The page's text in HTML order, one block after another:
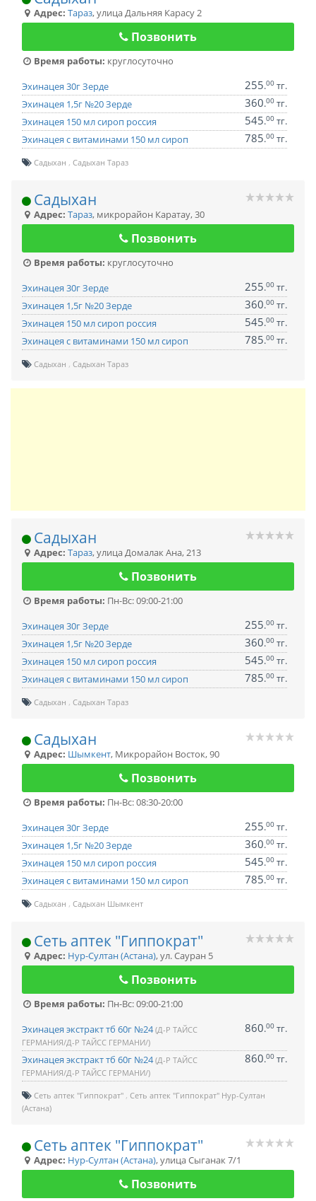
Адрес: Тараз,улица Дальняя Карасу 2
Позвонить
Время работы: круглосуточно
Эхинацея 30г Зерде
255.00 тг.
Эхинацея 1,5г №20 Зерде
360.00 тг.
Эхинацея 150 мл сироп россия
545.00 тг.
Эхинацея с витаминами 150 мл сироп
785.00 тг.
Садыхан Садыхан Тараз
Садыхан
Адрес: Тараз, микрорайон Каратау, 30
Позвонить
Время работы: круглосуточно
Эхинацея 30г Зерде
255.00 тг.
Эхинацея 1,5г №20 Зерде
360.00 тг.
Эхинацея 150 мл сироп россия
545.00 тг.
Эхинацея с витаминами 150 мл сироп
785.00 тг.
Садыхан Садыхан Тараз
Садыхан
Адрес: Тараз,улица Домалак Ана, 213
Позвонить
Время работы: Пн-Вс: 09:00-21:00
Эхинацея 30г Зерде
255.00 тг.
Эхинацея 1,5г №20 Зерде
360.00 тг.
Эхинацея 150 мл сироп россия
545.00 тг.
Эхинацея с витаминами 150 мл сироп
785.00 тг.
Садыхан Садыхан Тараз
Садыхан
Адрес: Шымкент, Микрорайон Восток, 90
Позвонить
Время работы: Пн-Вс: 08:30-20:00
Эхинацея 30г Зерде
255.00 тг.
Эхинацея 1,5г №20 Зерде
360.00 тг.
Эхинацея 150 мл сироп россия
545.00 тг.
Эхинацея с витаминами 150 мл сироп
785.00 тг.
Садыхан Садыхан Шымкент
Сеть аптек "Гиппократ"
Адрес: Нур-Султан (Астана),ул. Сауран 5
Позвонить
Время работы: Пн-Вс: 09:00-21:00
Эхинацея экстракт тб 60г №24(Д-Р ТАЙСС
ГЕРМАНИЯ/Д-Р ТАЙСС ГЕРМАНИ/)
860.00 тг.
Эхинацея экстракт тб 60г №24(Д-Р ТАЙСС
ГЕРМАНИЯ/Д-Р ТАЙСС ГЕРМАНИ/)
860.00 тг.
Сеть аптек "Гиппократ" Сеть аптек "Гиппократ" Нур-Султан
(Астана)
Сеть аптек "Гиппократ"
Адрес: Нур-Султан (Астана),улица Сыганак 7/1
Позвонить